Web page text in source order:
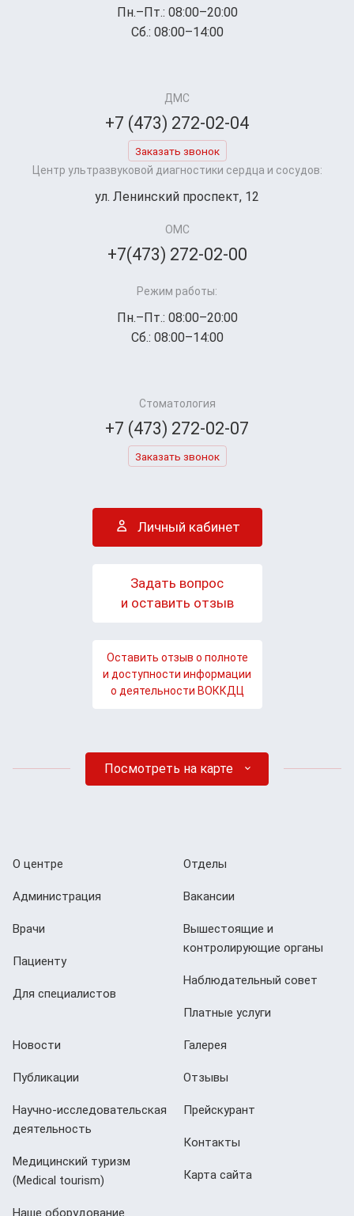
Пн.–Пт.: 08:00–20:00
Сб.: 08:00–14:00
ДМС
+7 (473) 272-02-04
Заказать звонок
Центр ультразвуковой диагностики сердца и сосудов:
ул. Ленинский проспект, 12
ОМС
+7(473) 272-02-00
Режим работы:
Пн.–Пт.: 08:00–20:00
Сб.: 08:00–14:00
Стоматология
+7 (473) 272-02-07
Заказать звонок
Личный кабинет
Задать вопрос
и оставить отзыв
Оставить отзыв о полноте
и доступности информации
о деятельности ВОККДЦ
Посмотреть на карте
О центре
Администрация
Врачи
Пациенту
Для специалистов
Отделы
Вакансии
Вышестоящие и
контролирующие органы
Наблюдательный совет
Платные услуги
Новости
Публикации
Научно-исследовательская
деятельность
Медицинский туризм
(Мedical tourism)
Наше оборудование
Галерея
Отзывы
Прейскурант
Контакты
Карта сайта